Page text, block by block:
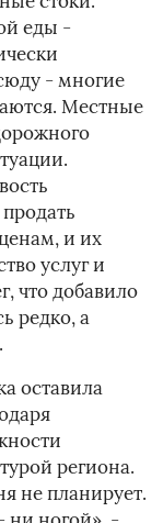
еды -
- многие
Местные
и их
услуг и
что добавило
редко, а
оставила
региона.
не планирует.